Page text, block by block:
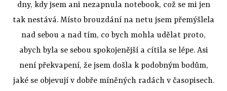
dny, kdy jsem ani nezapnula notebook, což se mi jen
tak nestává. Místo brouzdání na netu jsem přemýšlela
nad sebou a nad tím, co bych mohla udělat proto,
abych byla se sebou spokojenější a cítila se lépe. Asi
není překvapení, že jsem došla k podobným bodům,
jaké se objevují v dobře míněných radách v časopisech.